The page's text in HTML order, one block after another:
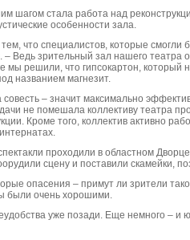
шагом стала работа над
особенности зала.
что специалистов, которые
– Ведь зрительный зал нашего
мы решили, что гипсокартон, который
названием магнезит.
– значит максимально
не помешала коллективу театра
Кроме того, коллектив активно
проходили в областном
сцену и поставили скамейки,
опасения – примут ли зрители
были очень хорошими.
уже позади. Еще немного –